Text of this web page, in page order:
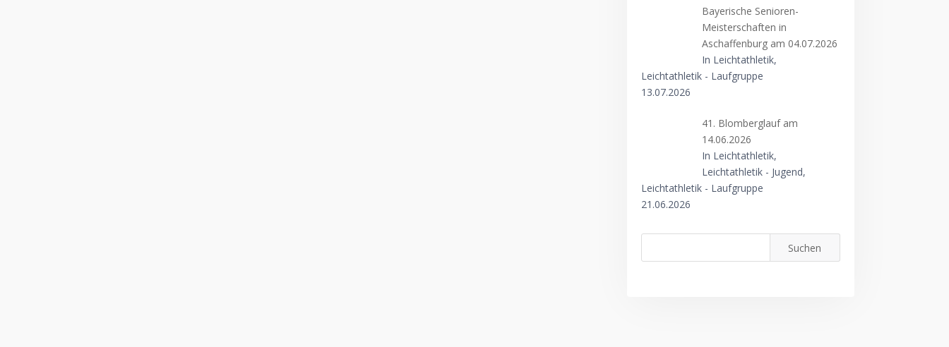
Bayerische Senioren-
Meisterschaften in
Aschaffenburg am 04.07.2026
In Leichtathletik,
Leichtathletik - Laufgruppe
13.07.2026
41. Blomberglauf am
14.06.2026
In Leichtathletik,
Leichtathletik - Jugend,
Leichtathletik - Laufgruppe
21.06.2026